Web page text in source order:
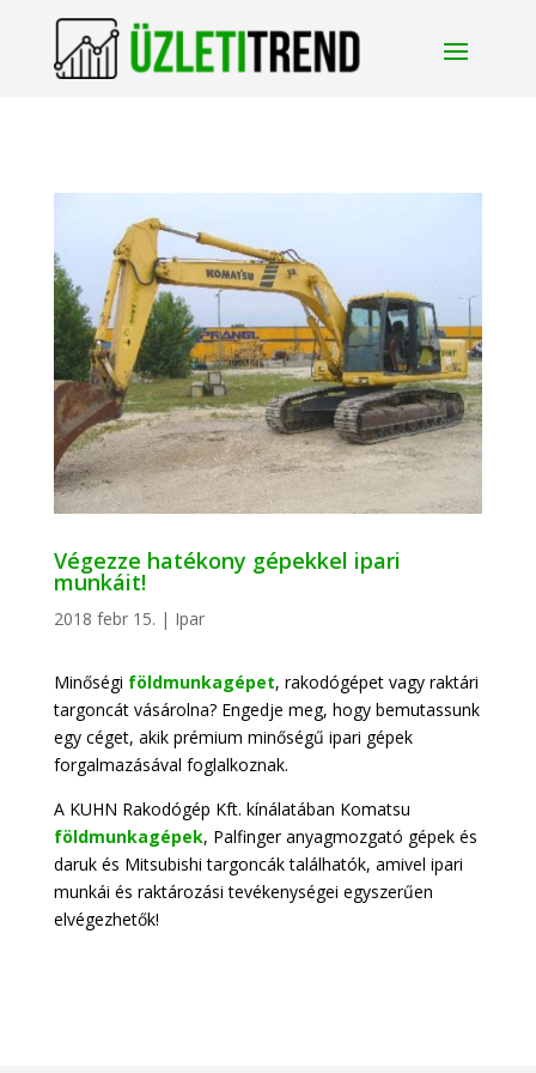
Végezze hatékony gépekkel ipari
munkáit!
2018 febr 15. | Ipar
Minőségi földmunkagépet, rakodógépet vagy raktári
targoncát vásárolna? Engedje meg, hogy bemutassunk
egy céget, akik prémium minőségű ipari gépek
forgalmazásával foglalkoznak.
A KUHN Rakodógép Kft. kínálatában Komatsu
földmunkagépek, Palfinger anyagmozgató gépek és
daruk és Mitsubishi targoncák találhatók, amivel ipari
munkái és raktározási tevékenységei egyszerűen
elvégezhetők!